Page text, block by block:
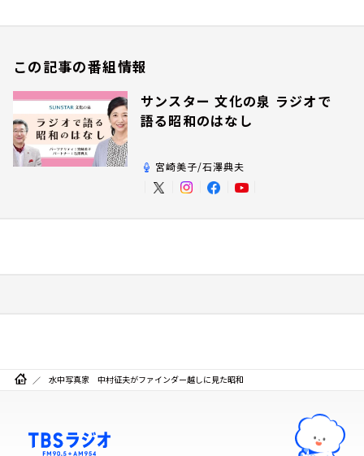
この記事の番組情報
サンスター 文化の泉 ラジオで
語る昭和のはなし
宮崎美子/石澤典夫
水中写真家 中村征夫がファインダー越しに見た昭和